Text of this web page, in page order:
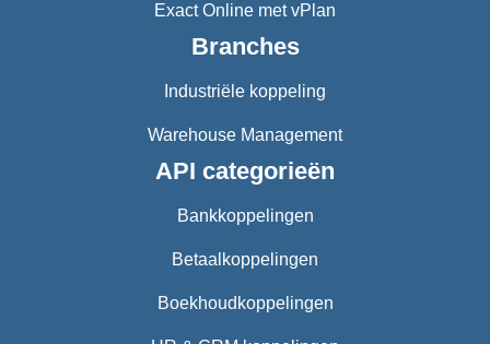
Exact Online met vPlan
Branches
Industriële koppeling
Warehouse Management
API categorieën
Bankkoppelingen
Betaalkoppelingen
Boekhoudkoppelingen